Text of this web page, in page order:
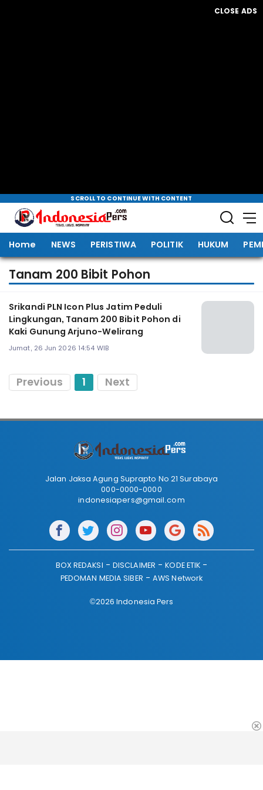
CLOSE ADS
SCROLL TO CONTINUE WITH CONTENT
Home NEWS PERISTIWA POLITIK HUKUM
Tanam 200 Bibit Pohon
Srikandi PLN Icon Plus Jatim Peduli
Lingkungan, Tanam 200 Bibit Pohon di
Kaki Gunung Arjuno-Welirang
Jumat, 26 Jun 2026 14:54 WIB
Previous 1 Next
Jalan Jaksa Agung Suprapto No 21 Surabaya
000-0000-0000
indonesiapers@gmail.com
BOX REDAKSI DISCLAIMER
KODE ETIK
PEDOMAN MEDIA SIBER
AWS Network
©2026 Indonesia Pers